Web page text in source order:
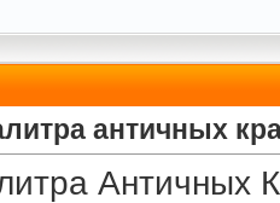
античных
Античных